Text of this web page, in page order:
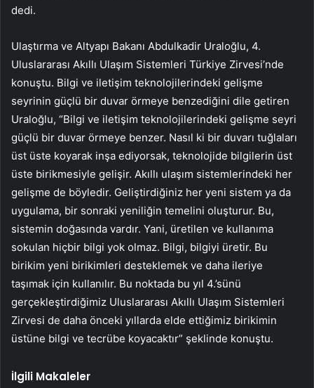
dedi.
Ulaştırma ve Altyapı Bakanı Abdulkadir Uraloğlu, 4.
Uluslararası Akıllı Ulaşım Sistemleri Türkiye Zirvesi’nde
konuştu. Bilgi ve iletişim teknolojilerindeki gelişme
seyrinin güçlü bir duvar örmeye benzediğini dile getiren
Uraloğlu, “Bilgi ve iletişim teknolojilerindeki gelişme seyri
güçlü bir duvar örmeye benzer. Nasıl ki bir duvarı tuğlaları
üst üste koyarak inşa ediyorsak, teknolojide bilgilerin üst
üste birikmesiyle gelişir. Akıllı ulaşım sistemlerindeki her
gelişme de böyledir. Geliştirdiğiniz her yeni sistem ya da
uygulama, bir sonraki yeniliğin temelini oluşturur. Bu,
sistemin doğasında vardır. Yani, üretilen ve kullanıma
sokulan hiçbir bilgi yok olmaz. Bilgi, bilgiyi üretir. Bu
birikim yeni birikimleri desteklemek ve daha ileriye
taşımak için kullanılır. Bu noktada bu yıl 4.’sünü
gerçekleştirdiğimiz Uluslararası Akıllı Ulaşım Sistemleri
Zirvesi de daha önceki yıllarda elde ettiğimiz birikimin
üstüne bilgi ve tecrübe koyacaktır” şeklinde konuştu.
İlgili Makaleler